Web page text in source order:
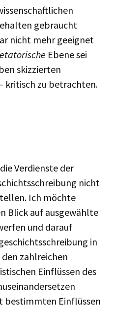
gebraucht
nicht mehr geeignet
Ebene sei
skizzierten
kritisch zu betrachten.
Verdienste der
nicht
Ich möchte
Blick auf ausgewählte
und darauf
in
zahlreichen
Einflüssen des
bestimmten Einflüssen